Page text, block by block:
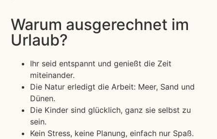
Warum ausgerechnet im
Urlaub?
Ihr seid entspannt und genießt die Zeit
miteinander.
Die Natur erledigt die Arbeit: Meer, Sand und
Dünen.
Die Kinder sind glücklich, ganz sie selbst zu
sein.
Kein Stress, keine Planung, einfach nur Spaß.